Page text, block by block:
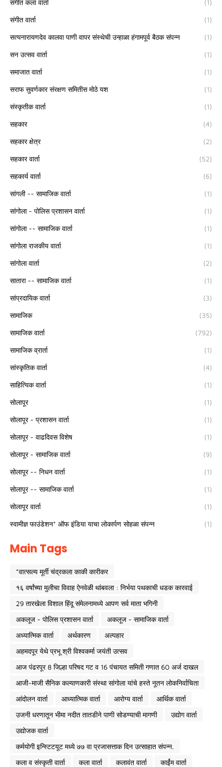
संगीत कला वार्ता (1)
संगीत वार्ता (1)
सत्यनारायणदेव कालवा पाणी वापर संस्थेची उन्हाळा हंगामपूर्व बैठक संपन्न (1)
सन उत्सव वार्ता (1)
समाजात वार्ता (1)
सराफ सुवर्णकार संरक्षण समितीस मोठे यश (1)
संस्कृतीक वार्ता (1)
सहकार (4)
सहकार क्षेत्र (2)
सहकार वार्ता (52)
सहकार्य वार्ता (6)
सांगली -- सामाजिक वार्ता (1)
सांगोला - पोलिस प्रशासन वार्ता (1)
सांगोला -- सामाजिक वार्ता (1)
सांगोला राजकीय वार्ता (1)
सांगोला वार्ता (2)
सातारा -- सामाजिक वार्ता (1)
सांप्रदायिक वार्ता (3)
सामाजिक (35)
सामाजिक वार्ता (792)
सामाजिक व्रार्ता (1)
सांस्कृतिक वार्ता (4)
साहित्यिक वार्ता (1)
सोलापूर (1)
सोलापूर - प्रशासन वार्ता (1)
सोलापूर - वाढदिवस विशेष (1)
सोलापूर - सामाजिक वार्ता (9)
सोलापूर -- निधन वार्ता (1)
सोलापूर -- सामाजिक वार्ता (1)
सोलापूर वार्ता (1)
स्वामीज्ञ फाउंडेशन* ऑफ इंडिया याचा लोकार्पण सोहळा संपन्न (1)
Main Tags
*वात्सल्य मूर्ती चंद्रकला काकी कारीकर
१६ वर्षांच्या मुलीचा विवाह ऐनवेळी थांबवला : निर्भया पथकाची धडक कारवाई
29 तारखेला विशाल हिंदू संमेलनामध्ये आपण सर्व माता भगिनी
अकलूज - पोलिस प्रशासन वार्ता
अकलूज - सामाजिक वार्ता
अध्यात्मिक वार्ता
अर्थकारण
अल्पहार
अहमदपूर येथे प्रभू श्री विश्वकर्मा जयंती उत्सव
आज पंढरपूर 8 जिल्हा परिषद गट व 16 पंचायत समिती गणात 60 अर्ज दाखल
आजी-माजी सैनिक कल्याणकारी संस्था सांगोला यांचे हस्ते नूतन लोकनिर्वाचिता
आंदोलन वार्ता
आध्यात्मिक वार्ता आरोग्य वार्ता
आर्थिक वार्ता
उजनी धरणातून भीमा नदीत तातडीने पाणी सोडण्याची मागणी
उद्योग वार्ता
उद्योजक वार्ता
कर्मयोगी इन्स्टिटयूट मध्ये ७७ वा प्रजासत्ताक दिन उत्साहात संपन्न.
कला व संस्कृती वार्ता
कला वार्ता कलावंत वार्ता
कार्ईम वार्ता